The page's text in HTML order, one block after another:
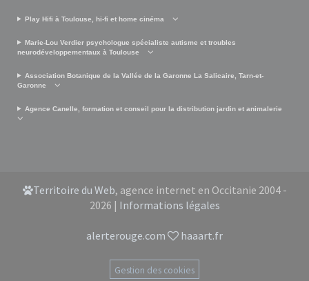
Play Hifi à Toulouse, hi-fi et home cinéma
Marie-Lou Verdier psychologue spécialiste autisme et troubles
neurodéveloppementaux à Toulouse
Association Botanique de la Vallée de la Garonne La Salicaire, Tarn-et-
Garonne
Agence Canelle, formation et conseil pour la distribution jardin et animalerie
Territoire du Web, agence internet en Occitanie 2004 -
2026 | Informations légales
alerterouge.com haaart.fr
Gestion des cookies